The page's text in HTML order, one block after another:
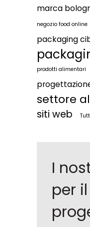
marca
negozio food online
packaging
prodotti alimentari
settore
siti web
I
per